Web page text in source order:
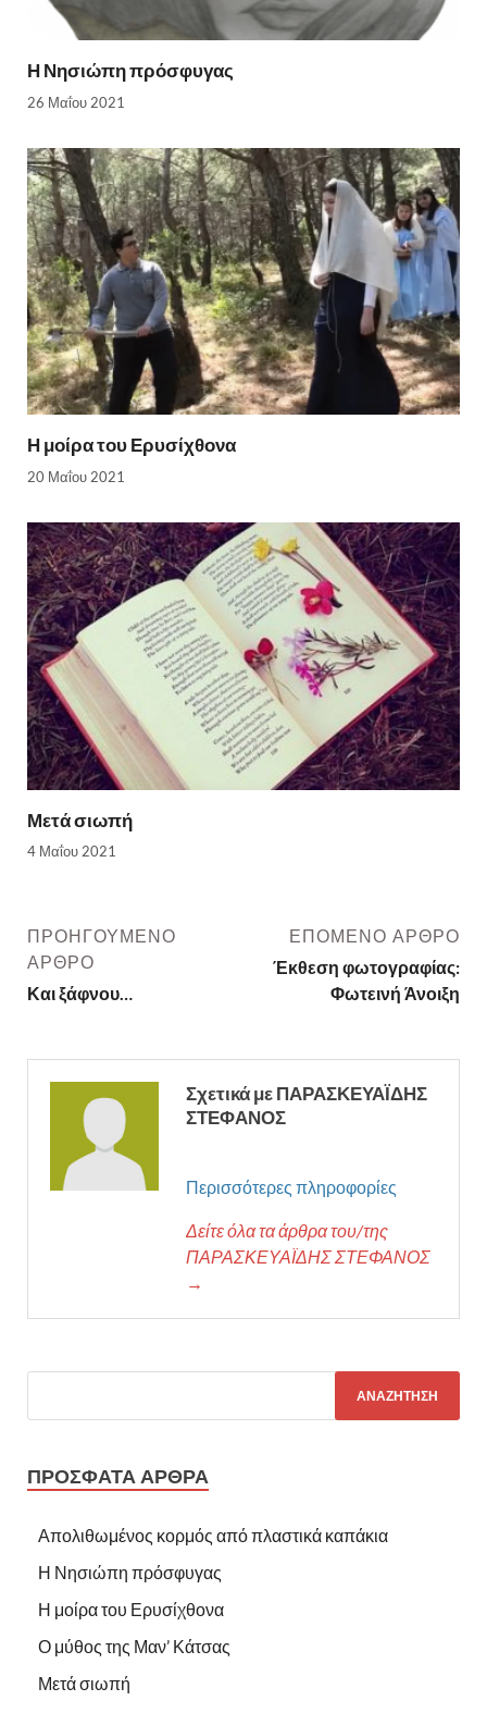
Η Νησιώπη πρόσφυγας
26 Μαΐου 2021
Η μοίρα του Ερυσίχθονα
20 Μαΐου 2021
Μετά σιωπή
4 Μαΐου 2021
ΠΡΟΗΓΟΎΜΕΝΟ
ΆΡΘΡΟ
Και ξάφνου…
ΕΠΌΜΕΝΟ ΆΡΘΡΟ
Έκθεση φωτογραφίας:
Φωτεινή Άνοιξη
Σχετικά με ΠΑΡΑΣΚΕΥΑΪΔΗΣ
ΣΤΕΦΑΝΟΣ
Περισσότερες πληροφορίες
Δείτε όλα τα άρθρα του/της
ΠΑΡΑΣΚΕΥΑΪΔΗΣ ΣΤΕΦΑΝΟΣ
→
ΠΡΌΣΦΑΤΑ ΆΡΘΡΑ
Απολιθωμένος κορμός από πλαστικά καπάκια
Η Νησιώπη πρόσφυγας
Η μοίρα του Ερυσίχθονα
Ο μύθος της Μαν’ Κάτσας
Μετά σιωπή